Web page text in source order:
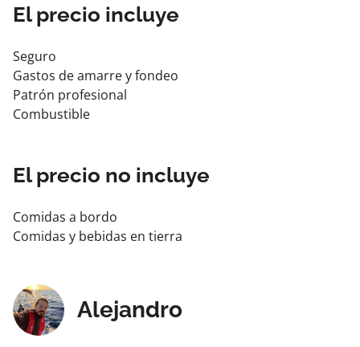
6. Fondeo, vigilancia y control de la derrota.
7. Navegación.
8. Maniobras de seguridad.
El precio incluye
Seguro
Gastos de amarre y fondeo
Patrón profesional
Combustible
El precio no incluye
Comidas a bordo
Comidas y bebidas en tierra
Alejandro